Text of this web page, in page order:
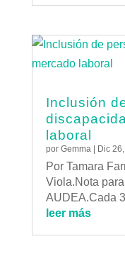
Inclusión
laboral
por Gemma| Dic
Por Tamara
Viola.Nota
AUDEA.Cada
leer más